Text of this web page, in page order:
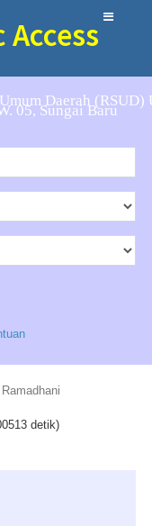
Daerah (RSUD)
05, Sungai Baru
detik)